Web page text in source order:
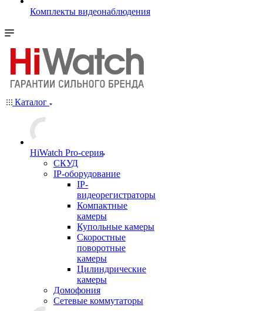
Комплекты видеонаблюдения
Каталог
HiWatch Pro-серия
CКУД
IP-оборудование
IP-
видеорегистраторы
Компактные
камеры
Купольные камеры
Скоростные
поворотные
камеры
Цилиндрические
камеры
Домофония
Сетевые коммутаторы